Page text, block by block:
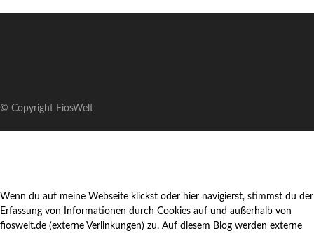
© Copyright FiosWelt
Wenn du auf meine Webseite klickst oder hier navigierst, stimmst du der
Erfassung von Informationen durch Cookies auf und außerhalb von
fioswelt.de (externe Verlinkungen) zu. Auf diesem Blog werden externe